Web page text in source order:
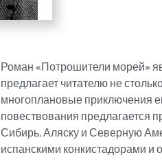
Роман «Потрошители морей»
предлагает читателю не
многоплановые приключения
повествования предлагается
Сибирь, Аляску и Северную
испанскими конкистадорами и